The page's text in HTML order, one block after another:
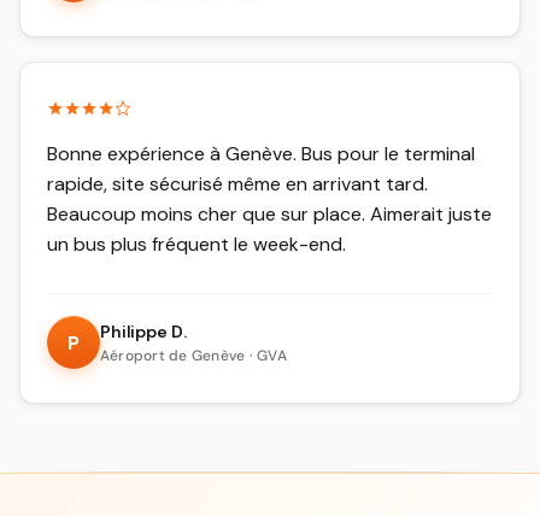
Bonne expérience à Genève. Bus pour le terminal
rapide, site sécurisé même en arrivant tard.
Beaucoup moins cher que sur place. Aimerait juste
un bus plus fréquent le week-end.
P Philippe D.
Aéroport de Genève · GVA